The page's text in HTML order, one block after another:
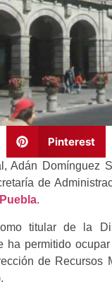
Pinterest
Adán Domínguez
de
.
titular de la
permitido
de Recursos